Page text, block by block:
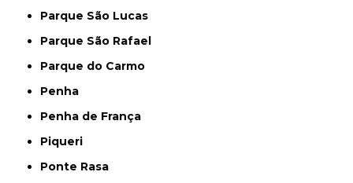
Parque São Lucas
Parque São Rafael
Parque do Carmo
Penha
Penha de França
Piqueri
Ponte Rasa